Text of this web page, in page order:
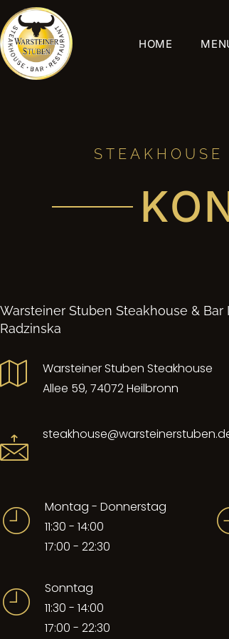
HOME
Warsteiner Stuben Steakhouse & Bar
Radzinska
Warsteiner Stuben Steakhouse
Allee 59, 74072 Heilbronn
Montag - Donnerstag
11:30 - 14:00
17:00 - 22:30
Sonntag
11:30 - 14:00
17:00 - 22:30